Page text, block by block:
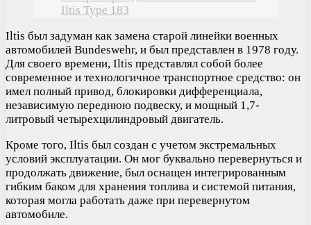
Iltis Type 183
Iltis был задуман как замена старой линейки военных
автомобилей Bundeswehr, и был представлен в 1978 году.
Для своего времени, Iltis представлял собой более
современное и технологичное транспортное средство: он
имел полный привод, блокировки дифференциала,
независимую переднюю подвеску, и мощный 1,7-
литровый четырехцилиндровый двигатель.
Кроме того, Iltis был создан с учетом экстремальных
условий эксплуатации. Он мог буквально перевернуться и
продолжать движение, был оснащен интегрированным
гибким баком для хранения топлива и системой питания,
которая могла работать даже при перевернутом
автомобиле.